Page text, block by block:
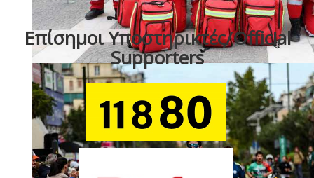
Επίσημοι Υποστηρικτές/Official
Supporters